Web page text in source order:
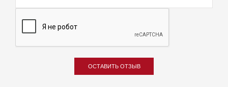
ОСТАВИТЬ ОТЗЫВ